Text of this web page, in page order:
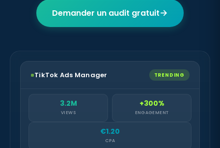
Demander un audit gratuit→
TikTok Ads Manager TRENDING
3.2M
VIEWS
+300%
ENGAGEMENT
€1.20
CPA